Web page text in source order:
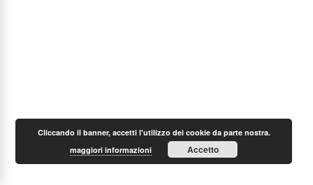
Cliccando il banner, accetti l'utilizzo dei cookie da parte nostra.
maggiori informazioni
Accetto